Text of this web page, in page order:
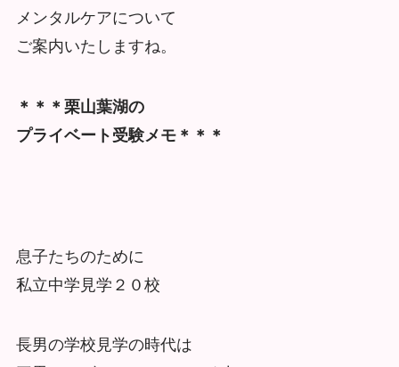
メンタルケアについて
ご案内いたしますね。
＊＊＊栗山葉湖の
プライベート受験メモ＊＊＊
息子たちのために
私立中学見学２０校
長男の学校見学の時代は